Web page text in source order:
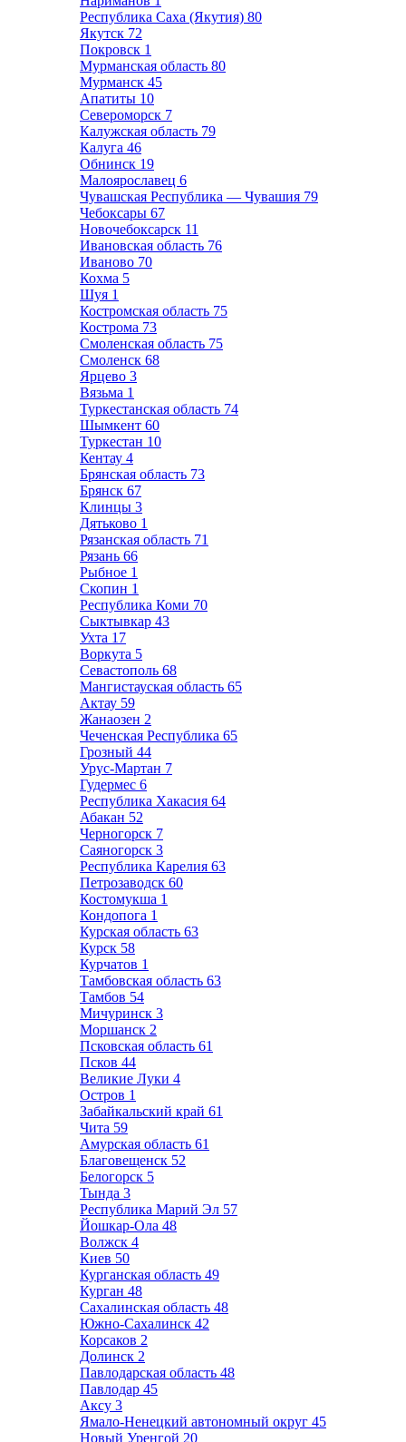
Республика Саха (Якутия) 80
Якутск 72
Покровск 1
Мурманская область 80
Мурманск 45
Апатиты 10
Североморск 7
Калужская область 79
Калуга 46
Обнинск 19
Малоярославец 6
Чувашская Республика — Чувашия 79
Чебоксары 67
Новочебоксарск 11
Ивановская область 76
Иваново 70
Кохма 5
Шуя 1
Костромская область 75
Кострома 73
Смоленская область 75
Смоленск 68
Ярцево 3
Вязьма 1
Туркестанская область 74
Шымкент 60
Туркестан 10
Кентау 4
Брянская область 73
Брянск 67
Клинцы 3
Дятьково 1
Рязанская область 71
Рязань 66
Рыбное 1
Скопин 1
Республика Коми 70
Сыктывкар 43
Ухта 17
Воркута 5
Севастополь 68
Мангистауская область 65
Актау 59
Жанаозен 2
Чеченская Республика 65
Грозный 44
Урус-Мартан 7
Гудермес 6
Республика Хакасия 64
Абакан 52
Черногорск 7
Саяногорск 3
Республика Карелия 63
Петрозаводск 60
Костомукша 1
Кондопога 1
Курская область 63
Курск 58
Курчатов 1
Тамбовская область 63
Тамбов 54
Мичуринск 3
Моршанск 2
Псковская область 61
Псков 44
Великие Луки 4
Остров 1
Забайкальский край 61
Чита 59
Амурская область 61
Благовещенск 52
Белогорск 5
Тында 3
Республика Марий Эл 57
Йошкар-Ола 48
Волжск 4
Киев 50
Курганская область 49
Курган 48
Сахалинская область 48
Южно-Сахалинск 42
Корсаков 2
Долинск 2
Павлодарская область 48
Павлодар 45
Аксу 3
Ямало-Ненецкий автономный округ 45
Новый Уренгой 20